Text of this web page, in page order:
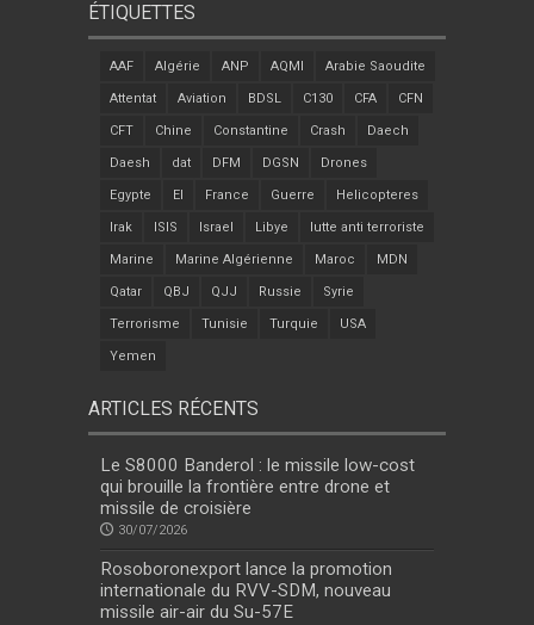
ÉTIQUETTES
AAF Algérie ANP AQMI Arabie Saoudite
Attentat Aviation BDSL C130 CFA CFN
CFT Chine Constantine Crash Daech
Daesh dat DFM DGSN Drones
Egypte EI France Guerre Helicopteres
Irak ISIS Israel Libye lutte anti terroriste
Marine Marine Algérienne Maroc MDN
Qatar QBJ QJJ Russie Syrie
Terrorisme Tunisie Turquie USA
Yemen
ARTICLES RÉCENTS
Le S8000 Banderol : le missile low-cost
qui brouille la frontière entre drone et
missile de croisière
30/07/2026
Rosoboronexport lance la promotion
internationale du RVV-SDM, nouveau
missile air-air du Su-57E